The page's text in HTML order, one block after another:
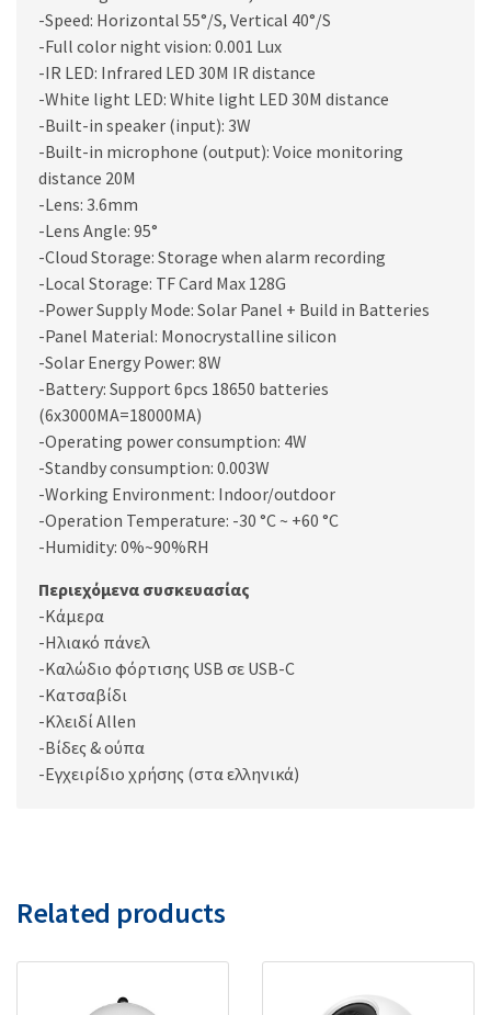
-Speed: Horizontal 55°/S, Vertical 40°/S
-Full color night vision: 0.001 Lux
-IR LED: Infrared LED 30M IR distance
-White light LED: White light LED 30M distance
-Built-in speaker (input): 3W
-Built-in microphone (output): Voice monitoring
distance 20M
-Lens: 3.6mm
-Lens Angle: 95°
-Cloud Storage: Storage when alarm recording
-Local Storage: TF Card Max 128G
-Power Supply Mode: Solar Panel + Build in Batteries
-Panel Material: Monocrystalline silicon
-Solar Energy Power: 8W
-Battery: Support 6pcs 18650 batteries
(6x3000MA=18000MA)
-Operating power consumption: 4W
-Standby consumption: 0.003W
-Working Environment: Indoor/outdoor
-Operation Temperature: -30 °C ~ +60 °C
-Humidity: 0%~90%RH
Περιεχόμενα συσκευασίας
-Κάμερα
-Ηλιακό πάνελ
-Καλώδιο φόρτισης USB σε USB-C
-Κατσαβίδι
-Κλειδί Allen
-Βίδες & ούπα
-Εγχειρίδιο χρήσης (στα ελληνικά)
Related products